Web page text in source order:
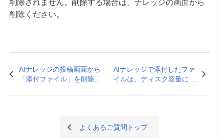
削除されません。削除する場合は、ナレッジの画面から
削除ください。
AIナレッジの投稿画面から
「添付ファイル」を削除し
削除されますか？
AIナレッジで添付したファ
イルは、ディスク容量に加
よくあるご質問トップ